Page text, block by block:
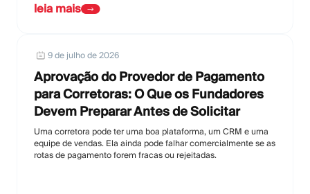
leia mais
9 de julho de 2026
Aprovação do Provedor de Pagamento
para Corretoras: O Que os Fundadores
Devem Preparar Antes de Solicitar
Uma corretora pode ter uma boa plataforma, um CRM e uma
equipe de vendas. Ela ainda pode falhar comercialmente se as
rotas de pagamento forem fracas ou rejeitadas.